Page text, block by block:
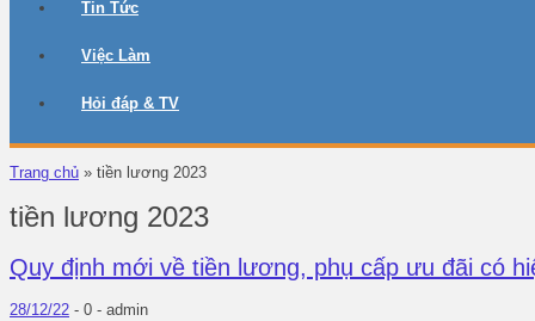
Tin Tức
Việc Làm
Hỏi đáp & TV
Trang chủ » tiền lương 2023
tiền lương 2023
Quy định mới về tiền lương, phụ cấp ưu đãi có
28/12/22 - 0 - admin